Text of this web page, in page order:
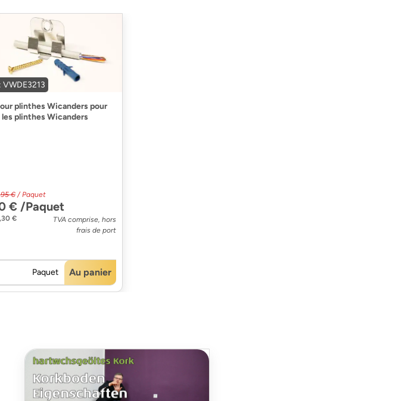
VWDE3213
plinthes Wicanders pour
plinthes Wicanders
€ / Paquet
€ /Paquet
€
TVA comprise, hors
frais de port
Paquet Au panier